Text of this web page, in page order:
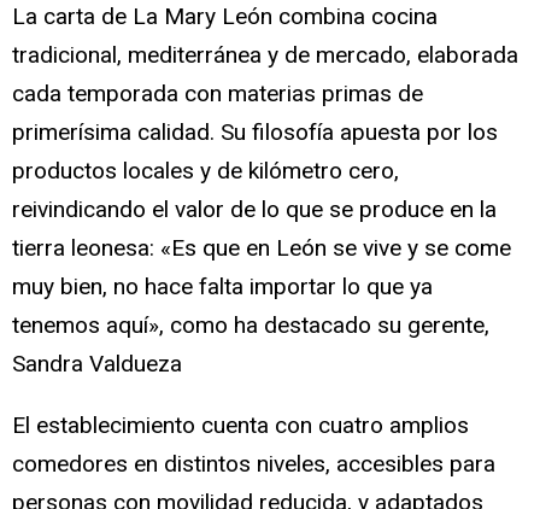
La carta de La Mary León combina cocina
tradicional, mediterránea y de mercado, elaborada
cada temporada con materias primas de
primerísima calidad. Su filosofía apuesta por los
productos locales y de kilómetro cero,
reivindicando el valor de lo que se produce en la
tierra leonesa: «Es que en León se vive y se come
muy bien, no hace falta importar lo que ya
tenemos aquí», como ha destacado su gerente,
Sandra Valdueza
El establecimiento cuenta con cuatro amplios
comedores en distintos niveles, accesibles para
personas con movilidad reducida, y adaptados